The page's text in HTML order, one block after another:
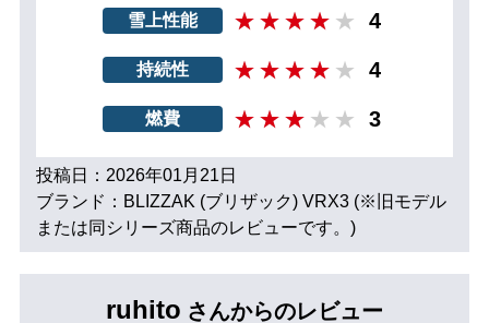
雪上性能 4
持続性 4
燃費 3
投稿日：2026年01月21日
ブランド：BLIZZAK (ブリザック) VRX3 (※旧モデル
または同シリーズ商品のレビューです。)
ruhito さんからのレビュー